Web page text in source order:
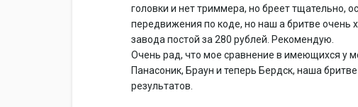
головки и нет триммера, но бреет тщательно,
передвижения по коде, но наш а бритве очень
завода постой за 280 рублей. Рекомендую.
Очень рад, что мое сравнение в имеющихся у
Панасоник, Браун и теперь Бердск, наша
результатов.